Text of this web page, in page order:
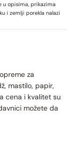
u opisima, prikazima
i zemlji porekla nalazi
za
mastilo, papir,
cena i kvalitet su
možete da